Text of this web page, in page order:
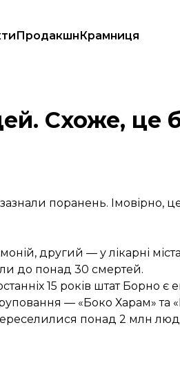
ПродакшнКрамниця
Схоже, це
поранень. Імовірно,
другий — у лікарні міста
до понад 30 смертей.
15 років штат Борно є
— «Боко Харам» та
понад 2 млн